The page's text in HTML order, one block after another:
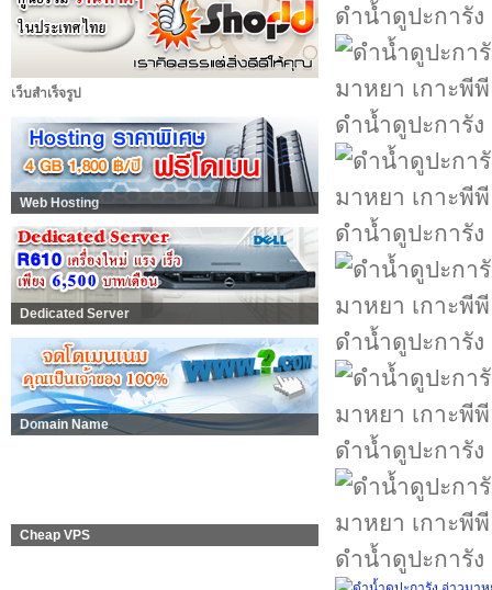
เว็บสำเร็จรูป
Web Hosting
Dedicated Server
Domain Name
Cheap VPS
ดำน้ำดูปะการัง
ดำน้ำดูปะการัง
ดำน้ำดูปะการัง
ดำน้ำดูปะการัง
ดำน้ำดูปะการัง
ดำน้ำดูปะการัง